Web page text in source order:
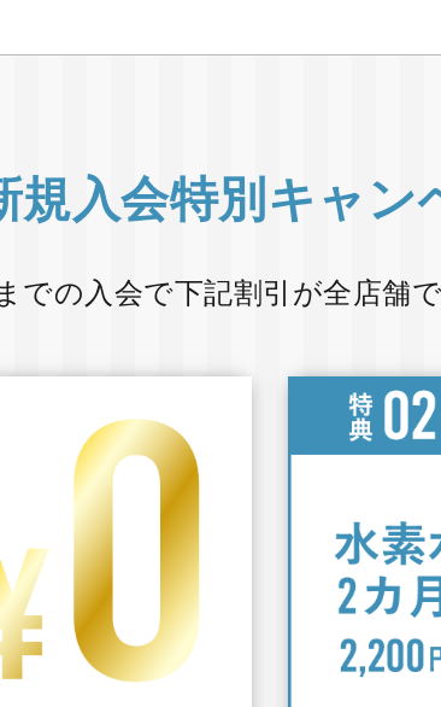
規入会特別キャン
での入会で下記割引が全店舗